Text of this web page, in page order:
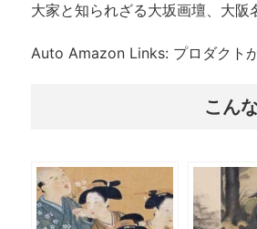
大家と知られざる大坂画壇、大
Auto Amazon Links: プロダクト
こん